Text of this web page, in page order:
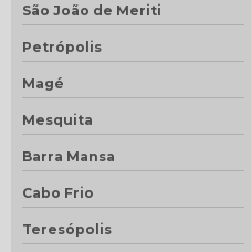
São João de Meriti
Petrópolis
Magé
Mesquita
Barra Mansa
Cabo Frio
Teresópolis